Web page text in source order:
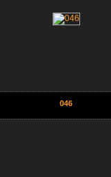
046